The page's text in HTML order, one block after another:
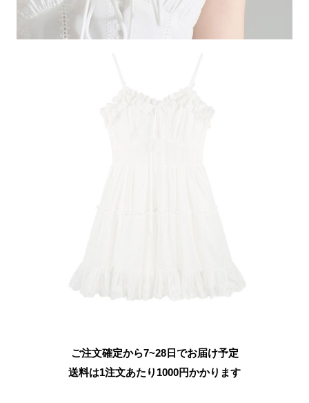
ご注文確定から7~28日でお届け予定
送料は1注文あたり 1000円かかります